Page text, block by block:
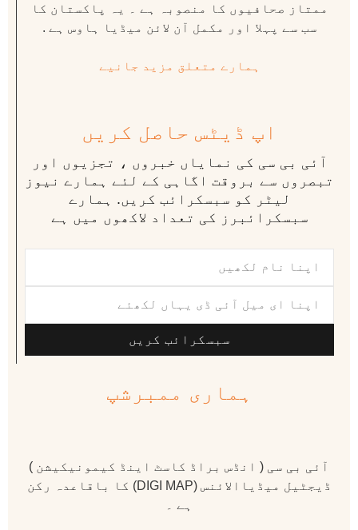
ممتاز صحافیوں کا منصوبہ ہے ۔ یہ پاکستان کا
سب سے پہلا اور مکمل آن لائن میڈیا ہاوس ہے .
ہمارے متعلق مزید جانیے
اپ ڈیٹس حاصل کریں
آئی بی سی کی نمایاں خبروں ، تجزیوں اور
تبصروں سے بروقت اگاہی کے لئے ہمارے نیوز
لیٹر کو سبسکرائب کریں. ہمارے
سبسکرائبرز کی تعداد لاکھوں میں ہے
سبسکرائب کریں
ہماری ممبرشپ
آئی بی سی ( انڈس براڈ کاسٹ اینڈ کیمونیکیشن )
ڈیجٹیل میڈیاالائنس (DIGI MAP) کا باقاعدہ رکن
ہے ۔